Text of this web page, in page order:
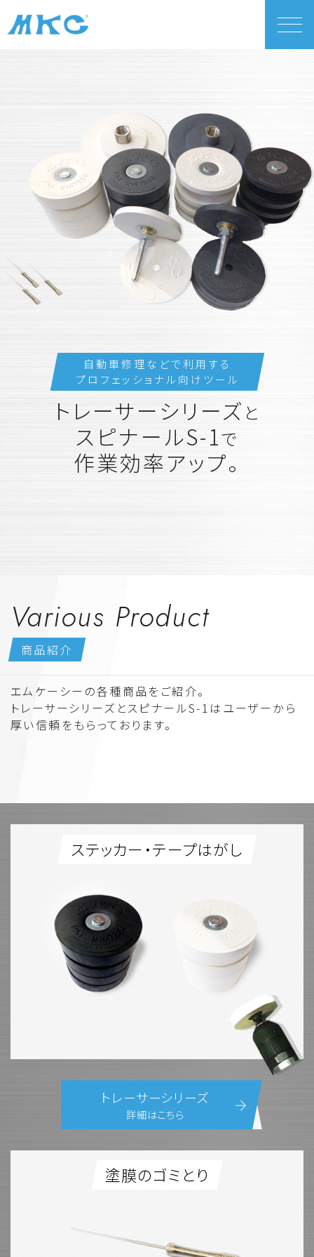
自動車修理などで利用する
プロフェッショナル向けツール
トレーサーシリーズ と
スピナールS-1で
作業効率アップ。
Various Product
商品紹介
エムケーシーの各種商品をご紹介。
トレーサーシリーズとスピナールS-1はユーザーから
厚い信頼をもらっております。
ステッカー・テープはがし
トレーサーシリーズ
詳細はこちら
塗膜のゴミとり